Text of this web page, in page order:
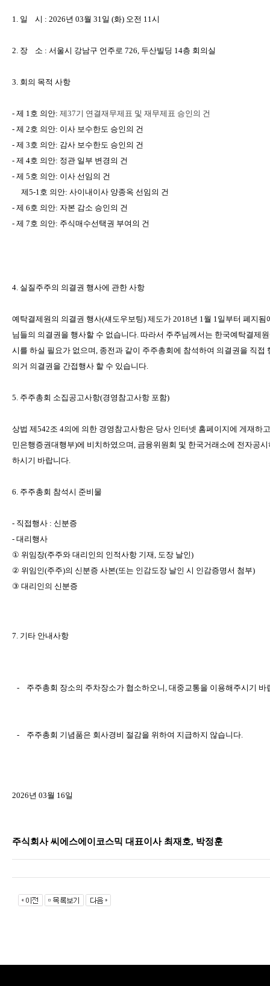
1. 일 시 : 2026년 03월 31일 (화) 오전 11시
2. 장 소 : 서울시 강남구 언주로 726, 두산빌딩 14층 회의실
3. 회의 목적 사항
- 제 1호 의안: 제37기 연결재무제표 및 재무제표 승인의 건
- 제 2호 의안: 이사 보수한도 승인의 건
- 제 3호 의안: 감사 보수한도 승인의 건
- 제 4호 의안: 정관 일부 변경의 건
- 제 5호 의안: 이사 선임의 건
제5-1호 의안: 사이내이사 양종옥 선임의 건
- 제 6호 의안: 자본 감소 승인의 건
- 제 7호 의안: 주식매수선택권 부여의 건
4. 실질주주의 의결권 행사에 관한 사항
예탁결제원의 의결권 행사(섀도우보팅) 제도가 2018년 1월 1일부터 폐지됨
님들의 의결권을 행사할 수 없습니다. 따라서 주주님께서는 한국예탁결제
시를 하실 필요가 없으며, 종전과 같이 주주총회에 참석하여 의결권을 직접
의거 의결권을 간접행사 할 수 있습니다.
5. 주주총회 소집공고사항(경영참고사항 포함)
상법 제542조 4의에 의한 경영참고사항은 당사 인터넷 홈페이지에 게재하고
민은행증권대행부)에 비치하였으며, 금융위원회 및 한국거래소에 전자공시
하시기 바랍니다.
6. 주주총회 참석시 준비물
- 직접행사 : 신분증
- 대리행사
① 위임장(주주와 대리인의 인적사항 기재, 도장 날인)
② 위임인(주주)의 신분증 사본(또는 인감도장 날인 시 인감증명서 첨부)
③ 대리인의 신분증
7. 기타 안내사항
- 주주총회 장소의 주차장소가 협소하오니, 대중교통을 이용해주시기 바
- 주주총회 기념품은 회사경비 절감을 위하여 지급하지 않습니다.
2026년 03월 16일
주식회사 씨에스에이코스믹 대표이사 최재호, 박정훈